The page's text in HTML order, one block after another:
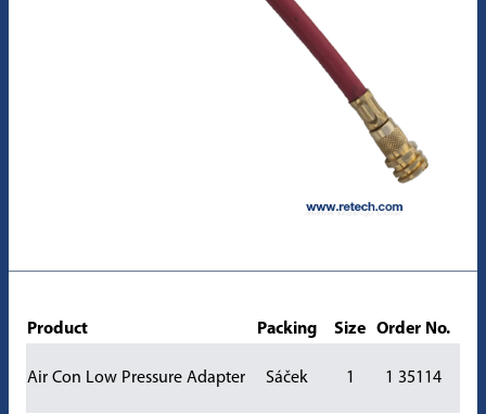
Product Packing Size Order No.
Air Con Low Pressure Adapter Sáček 1 1 35114